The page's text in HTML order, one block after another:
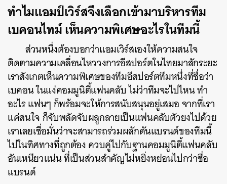
ทำไมแอมป์เวิร์สจึงเลือกเข้ามาบริหารทีม
เบคอนไทม์ เห็นความพิเศษอะไรในทีมนี้
ส่วนหนึ่งต้องบอกว่าแอมเวิร์สเองให้ความสนใจ
ติดตามความเคลื่อนไหววงการอีสปอร์ตในไทยมาสักระยะ
เราสังเกตเห็นความพิเศษของทีมอีสปอร์ตทีมหนึ่งที่ชื่อว่า
เบคอน ในแง่คอมมูนิตี้แฟนคลับ ไม่ว่าทีมจะไปไหน ทำ
อะไร แฟนๆ ก็พร้อมจะให้การสนับสนุนอยู่เสมอ จากที่เรา
แค่สนใจ ก็จับพลัดจับผลูกลายเป็นแฟนคลับตัวยงไปด้วย
เราเลยเชื่อมั่นว่าจะสามารถร่วมผลักดันแบรนด์ของทีมนี้
ไปในทิศทางที่ถูกต้อง ควบคู่ไปกับฐานคอมมูนิตี้แฟนคลับ
อันเหนียวแน่น ที่เป็นส่วนสำคัญไม่หยิ่งหย่อนไปกว่าชื่อ
แบรนด์